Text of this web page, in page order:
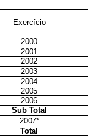
Exercício
2000
2001
2002
2003
2004
2005
2006
Sub Total
2007*
Total